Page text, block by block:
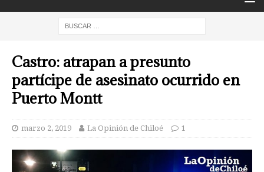
Castro: atrapan a presunto
partícipe de asesinato ocurrido en
Puerto Montt
marzo 2, 2019 La Opinión de Chiloé 1